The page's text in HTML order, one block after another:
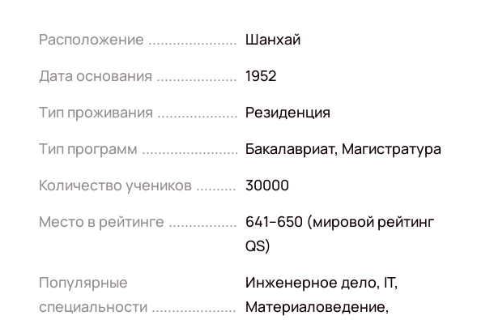
Расположение
Шанхай
Дата основания
1952
Тип проживания
Резиденция
Тип программ
Бакалавриат, Магистратура
Количество учеников
30000
Место в рейтинге
641–650 (мировой рейтинг
QS)
Популярные
специальности
Инженерное дело, IT,
Материаловедение,